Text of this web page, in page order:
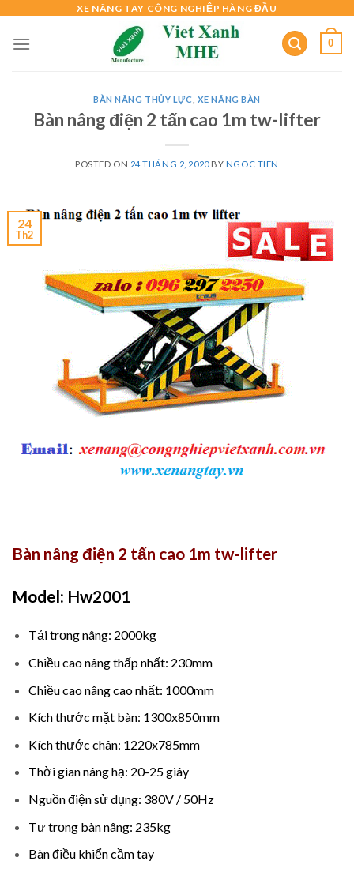
content
XE NÂNG TAY CÔNG NGHIỆP HÀNG ĐẦU
0
BÀN NÂNG THỦY LỰC XE NÂNG BÀN
Bàn nâng điện 2 tấn cao 1m tw-lifter
POSTED ON 24 THÁNG 2, 2020BY NGOC TIEN
24
Th2
Bàn nâng điện 2 tấn cao 1m tw-lifter
Model: Hw2001
Tải trọng nâng: 2000kg
Chiều cao nâng thấp nhất: 230mm
Chiều cao nâng cao nhất: 1000mm
Kích thước mặt bàn: 1300x850mm
Kích thước chân: 1220x785mm
Thời gian nâng hạ: 20-25 giây
Nguồn điện sử dụng: 380V / 50Hz
Tự trọng bàn nâng: 235kg
Bàn điều khiển cầm tay